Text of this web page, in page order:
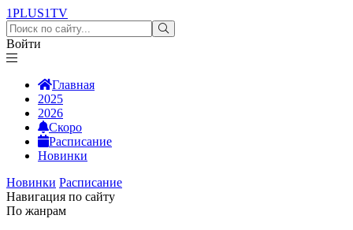
1PLUS1TV
Войти
Главная
2025
2026
Скоро
Расписание
Новинки
Новинки Расписание
Навигация по сайту
По жанрам